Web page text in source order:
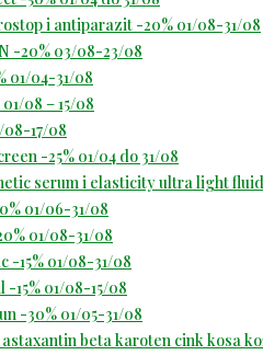
i antiparazit -20% 01/08-31/08
-20% 03/08-23/08
01/04-31/08
08 – 15/08
08-17/08
-25% 01/04 do 31/08
serum i elasticity ultra light
01/06-31/08
01/08-31/08
-15% 01/08-31/08
15% 01/08-15/08
-30% 01/05-31/08
beta karoten cink kosa